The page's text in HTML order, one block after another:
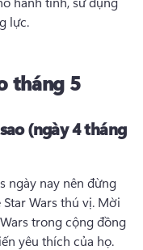
lực.
tháng 5
(ngày 4 tháng
ngày nay nên đừng
Wars thú vị. Mời
trong cộng đồng
yêu thích của họ.